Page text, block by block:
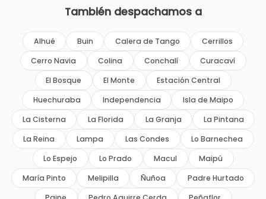
También despachamos a
Alhué Buin Calera de Tango
Cerrillos
Cerro Navia
Colina Conchalí
Curacaví
El Bosque
El Monte
Estación Central
Huechuraba
Independencia
Isla de Maipo
La Cisterna
La Florida La Granja
La Pintana
La Reina
Lampa Las Condes
Lo Barnechea
Lo Espejo
Lo Prado Macul
Maipú
María Pinto
Melipilla Ñuñoa
Padre Hurtado